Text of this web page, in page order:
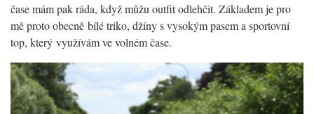
čase mám pak ráda, když můžu outfit odlehčit. Základem je pro
mě proto obecně bílé triko, džíny s vysokým pasem a sportovní
top, který využívám ve volném čase.